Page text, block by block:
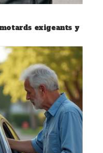
exigeants y